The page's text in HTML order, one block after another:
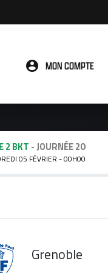
MON COMPTE
2 BKT - JOURNÉE 20
05 FÉVRIER - 00H00
Grenoble